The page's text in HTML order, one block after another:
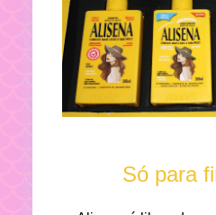
Só para